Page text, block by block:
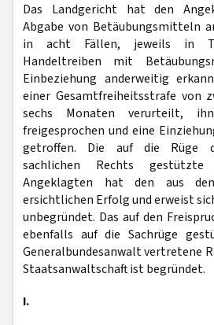
Das Landgericht hat den
Abgabe von Betäubungsmitteln
in acht Fällen, jeweils in
Handeltreiben mit
Einbeziehung anderweitig
einer Gesamtfreiheitsstrafe von
sechs Monaten verurteilt,
freigesprochen und eine
getroffen. Die auf die Rüge
sachlichen Rechts gestützte
Angeklagten hat den aus
ersichtlichen Erfolg und erweist
unbegründet. Das auf den
ebenfalls auf die Sachrüge
Generalbundesanwalt vertretene
Staatsanwaltschaft ist begründet.
I.